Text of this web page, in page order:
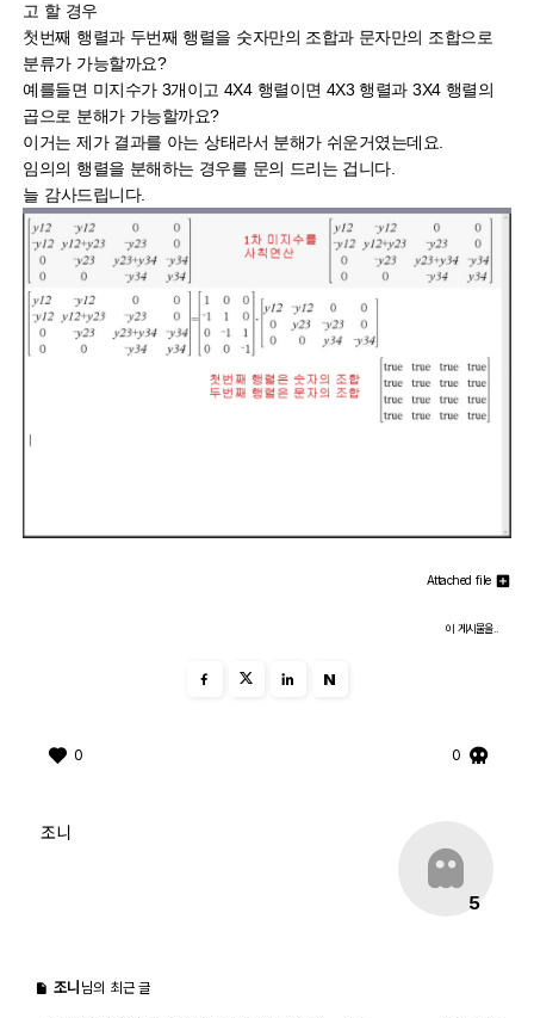
고 할 경우
첫번째 행렬과 두번째 행렬을 숫자만의 조합과 문자만의 조합으로
분류가 가능할까요?
예를들면 미지수가 3개이고 4X4 행렬이면 4X3 행렬과 3X4 행렬의
곱으로 분해가 가능할까요?
이거는 제가 결과를 아는 상태라서 분해가 쉬운거였는데요.
임의의 행렬을 분해하는 경우를 문의 드리는 겁니다.
늘 감사드립니다.
Attached file
이 게시물을..
N
0 0
5
조니
조니 님의 최근 글